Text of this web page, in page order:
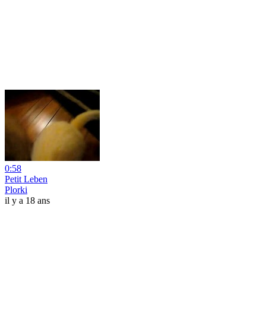
0:58
Petit Leben
Plorki
il y a 18 ans